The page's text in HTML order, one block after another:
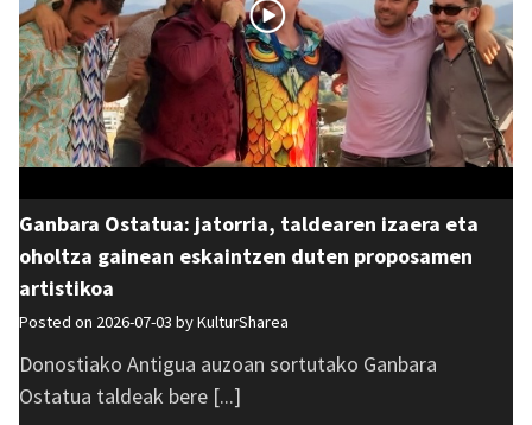
Ganbara Ostatua: jatorria, taldearen izaera eta
oholtza gainean eskaintzen duten proposamen
artistikoa
Posted on 2026-07-03 byKulturSharea
Donostiako Antigua auzoan sortutako Ganbara
Ostatua taldeak bere [...]